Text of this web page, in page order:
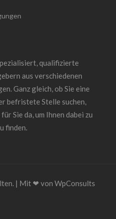
qualifizierte
aus verschiedenen
Ganz gleich, ob Sie eine
befristete Stelle suchen,
Sie da, um Ihnen dabei zu
finden.
| Mit ❤︎ von WpConsults